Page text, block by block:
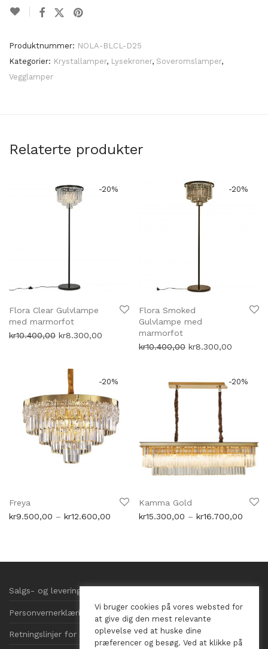
Produktnummer: NOLA-BLCL-D25
Kategorier: Krystallamper, Lysekroner, Soveromslamper,
Vegglamper
Relaterte produkter
-20%
Flora Clear Gulvlampe
med marmorfot
kr10.400,00 Opprinnelig
kr8.300,00 Nåværende
-20%
Flora Smoked
Gulvlampe med
marmorfot
kr10.400,00 Opprinnelig
kr8.300,00
-20%
Freya
kr9.500,00 – kr12.600,00 Prisområde:
-20%
Kamma Gold
kr15.300,00 – kr16.700,00
Salgs- og leveringsbetingelser
Personvernerklæring
Retningslinjer for informasjonskapsler
Vi bruger cookies på vores websted for
at give dig den mest relevante
oplevelse ved at huske dine
præferencer og besøg. Ved at klikke på